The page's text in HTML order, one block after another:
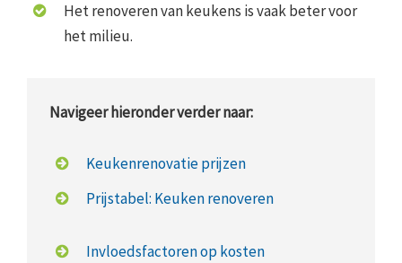
Het renoveren van keukens is vaak beter voor
het milieu.
Navigeer hieronder verder naar:
Keukenrenovatie prijzen
Prijstabel: Keuken renoveren
Invloedsfactoren op kosten